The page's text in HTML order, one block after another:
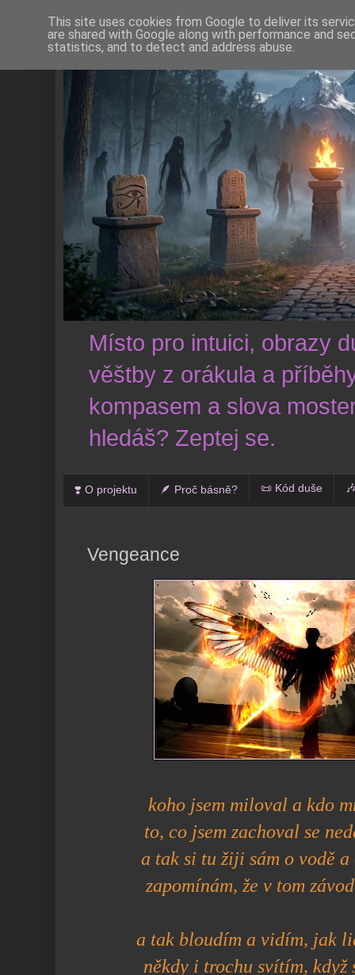
Místo pro intuici, obrazy
věštby z orákula a
kompasem a slova
hledáš? Zeptej se.
❣️ O projektu 🪶 Proč básně? 📜 Kód duše
Vengeance
koho jsem miloval a kdo
to, co jsem zachoval se
a tak si tu žiji sám o vodě
zapomínám, že v tom
a tak bloudím a vidím, jak
někdy i trochu svítím, když
This site uses cookies from Google to deliver its
are shared with Google along with performance and
statistics, and to detect and address abuse.